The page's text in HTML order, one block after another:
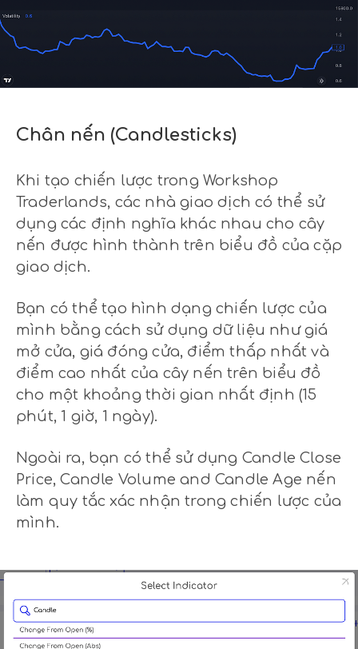
Chân nến (Candlesticks)
Khi tạo chiến lược trong Workshop
Traderlands, các nhà giao dịch có thể sử
dụng các định nghĩa khác nhau cho cây
nến được hình thành trên biểu đồ của cặp
giao dịch.
Bạn có thể tạo hình dạng chiến lược của
mình bằng cách sử dụng dữ liệu như giá
mở cửa, giá đóng cửa, điểm thấp nhất và
điểm cao nhất của cây nến trên biểu đồ
cho một khoảng thời gian nhất định (15
phút, 1 giờ, 1 ngày).
Ngoài ra, bạn có thể sử dụng Candle Close
Price, Candle Volume and Candle Age nến
làm quy tắc xác nhận trong chiến lược của
mình.